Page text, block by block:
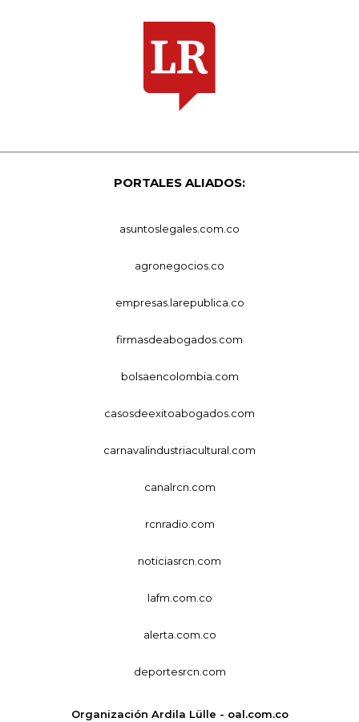
PORTALES ALIADOS:
asuntoslegales.com.co
agronegocios.co
empresas.larepublica.co
firmasdeabogados.com
bolsaencolombia.com
casosdeexitoabogados.com
carnavalindustriacultural.com
canalrcn.com
rcnradio.com
noticiasrcn.com
lafm.com.co
alerta.com.co
deportesrcn.com
Organización Ardila Lülle - oal.com.co